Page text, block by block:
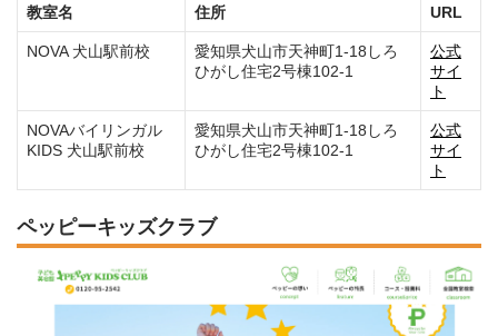
教室名
住所 URL
NOVA 犬山駅前校
愛知県犬山市天神町1-18しろ
ひがし住宅2号棟102-1
公式
サイ
ト
NOVAバイリンガル
KIDS 犬山駅前校
愛知県犬山市天神町1-18しろ
ひがし住宅2号棟102-1
公式
サイ
ト
ペッピーキッズクラブ